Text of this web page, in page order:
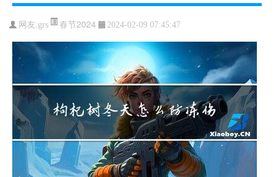
网友:grs 春节2024 2024-02-09 07:45:47